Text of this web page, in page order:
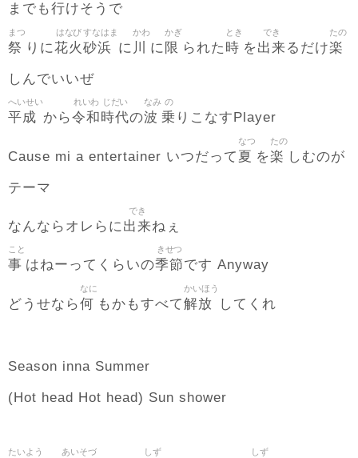
までも行けそうで
祭
まつ
りに花火
はなび
砂浜
すなはま
に 川
かわ
に 限
かぎ
られた 時
とき
を出来
でき
るだけ楽
たの
しんでいいぜ
平成
へいせい
から令和
れいわ
時代
じだい
の波
なみ
乗
の
りこなすPlayer
Cause mi a entertainer いつだって 夏
なつ
を楽
たの
しむのが
テーマ
なんならオレらに出来
でき
ねぇ
事
こと
はねーってくらいの季節
きせつ
です Anyway
どうせなら何
なに
もかもすべて解放
かいほう
してくれ
Season inna Summer
(Hot head Hot head) Sun shower
たいよう あいそづ しず しず